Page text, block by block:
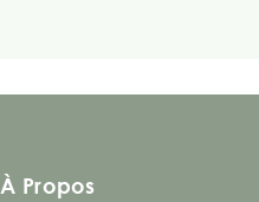
À Propos